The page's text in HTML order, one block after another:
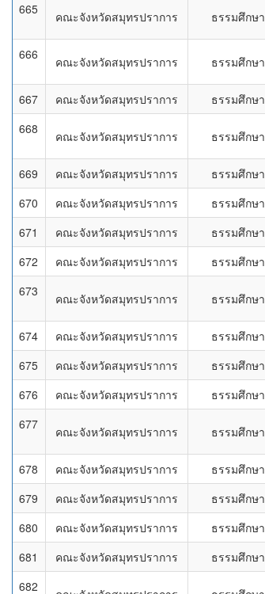
665
คณะจังหวัดสมุทรปราการ ธรรมศึกษา
666 คณะจังหวัดสมุทรปราการ ธรรมศึกษา
667 คณะจังหวัดสมุทรปราการ ธรรมศึกษา
668
คณะจังหวัดสมุทรปราการ ธรรมศึกษา
669 คณะจังหวัดสมุทรปราการ ธรรมศึกษา
670
คณะจังหวัดสมุทรปราการ ธรรมศึกษา
671
คณะจังหวัดสมุทรปราการ ธรรมศึกษา
672
คณะจังหวัดสมุทรปราการ ธรรมศึกษา
673
คณะจังหวัดสมุทรปราการ ธรรมศึกษา
674 คณะจังหวัดสมุทรปราการ ธรรมศึกษา
675
คณะจังหวัดสมุทรปราการ ธรรมศึกษา
676
คณะจังหวัดสมุทรปราการ ธรรมศึกษา
677
คณะจังหวัดสมุทรปราการ ธรรมศึกษา
678 คณะจังหวัดสมุทรปราการ ธรรมศึกษา
679
คณะจังหวัดสมุทรปราการ ธรรมศึกษา
680
คณะจังหวัดสมุทรปราการ ธรรมศึกษา
681
คณะจังหวัดสมุทรปราการ ธรรมศึกษา
682